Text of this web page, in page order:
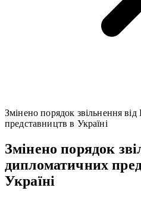
Змінено порядок звільнення
представництв в Україні
Змінено порядок
дипломатичних
Україні